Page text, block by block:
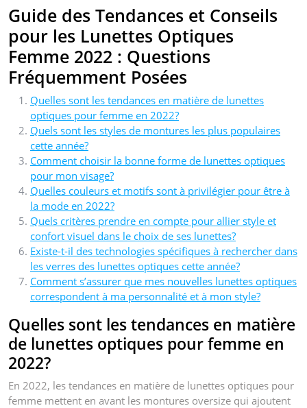
Guide des Tendances et Conseils
pour les Lunettes Optiques
Femme 2022 : Questions
Fréquemment Posées
Quelles sont les tendances en matière de lunettes
optiques pour femme en 2022?
Quels sont les styles de montures les plus populaires
cette année?
Comment choisir la bonne forme de lunettes optiques
pour mon visage?
Quelles couleurs et motifs sont à privilégier pour être à
la mode en 2022?
Quels critères prendre en compte pour allier style et
confort visuel dans le choix de ses lunettes?
Existe-t-il des technologies spécifiques à rechercher dans
les verres des lunettes optiques cette année?
Comment s’assurer que mes nouvelles lunettes optiques
correspondent à ma personnalité et à mon style?
Quelles sont les tendances en matière
de lunettes optiques pour femme en
2022?
En 2022, les tendances en matière de lunettes optiques pour
femme mettent en avant les montures oversize qui ajoutent